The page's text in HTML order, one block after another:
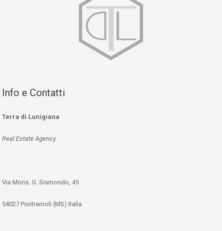
Info e Contatti
Terra di Lunigiana
Real Estate Agency
Via Mons. G. Sismondo, 45
54027 Pontremoli (MS) Italia